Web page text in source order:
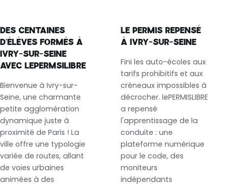
DES CENTAINES
D'ÉLÈVES FORMÉS À
IVRY-SUR-SEINE
AVEC LEPERMSILIBRE
Bienvenue à Ivry-sur-
Seine, une charmante
petite agglomération
dynamique juste à
proximité de Paris ! La
ville offre une typologie
variée de routes, allant
de voies urbaines
animées à des
LE PERMIS REPENSÉ
À IVRY-SUR-SEINE
Fini les auto-écoles aux
tarifs prohibitifs et aux
créneaux impossibles à
décrocher. lePERMISLIBRE
a repensé
l'apprentissage de la
conduite : une
plateforme numérique
pour le code, des
moniteurs
indépendants